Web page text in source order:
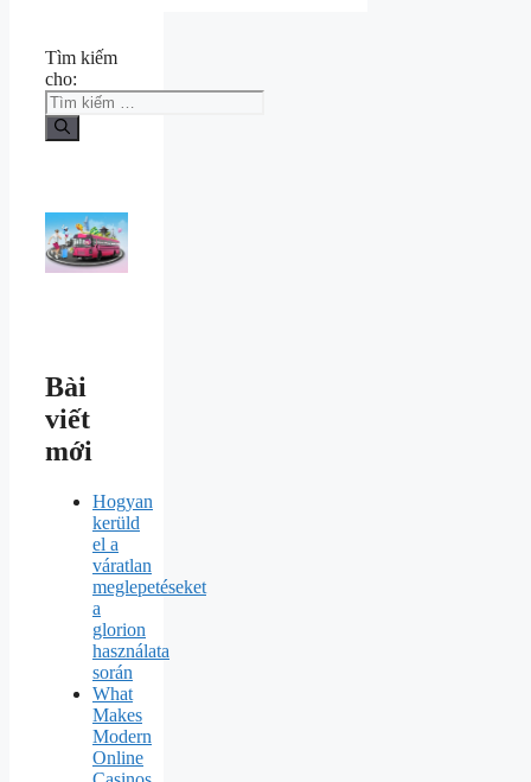
Tìm kiếm
cho:
Bài
viết
mới
Hogyan
kerüld
el a
váratlan
meglepetéseket
a
glorion
használata
során
What
Makes
Modern
Online